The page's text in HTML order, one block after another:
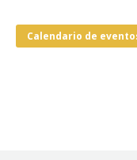
Calendario de